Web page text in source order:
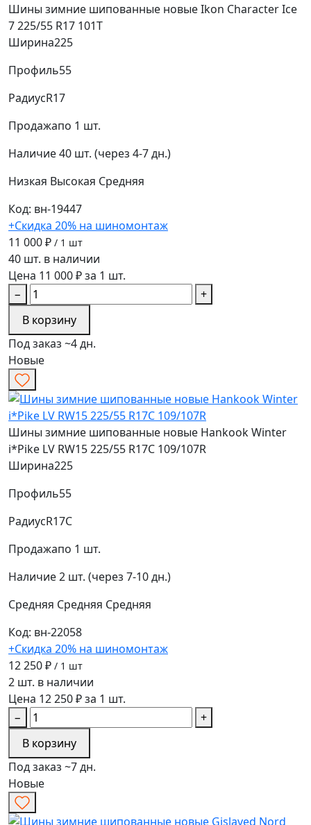
Шины зимние шипованные новые Ikon Character Ice
7 225/55 R17 101T
Ширина225
Профиль55
РадиусR17
Продажапо 1 шт.
Наличие40 шт. (через 4-7 дн.)
Низкая Высокая Средняя
Код: вн-19447
+Скидка 20% на шиномонтаж
11 000 ₽ / 1 шт
40 шт. в наличии
Цена 11 000 ₽ за 1 шт.
−
+
В корзину
Под заказ ~4 дн.
Новые
Шины зимние шипованные новые Hankook Winter
i*Pike LV RW15 225/55 R17C 109/107R
Ширина225
Профиль55
РадиусR17C
Продажапо 1 шт.
Наличие2 шт. (через 7-10 дн.)
Средняя Средняя Средняя
Код: вн-22058
+Скидка 20% на шиномонтаж
12 250 ₽ / 1 шт
2 шт. в наличии
Цена 12 250 ₽ за 1 шт.
−
+
В корзину
Под заказ ~7 дн.
Новые